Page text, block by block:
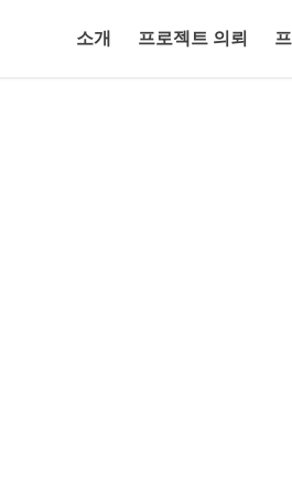
소개 프로젝트 의뢰